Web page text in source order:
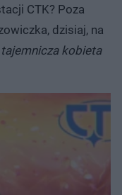
CTK? Poza
dzisiaj, na
tajemnicza kobieta